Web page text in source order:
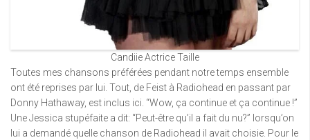
Candiie Actrice Taille
Toutes mes chansons préférées pendant notre temps ensemble
ont été reprises par lui. Tout, de Feist à Radiohead en passant par
Donny Hathaway, est inclus ici. “Wow, ça continue et ça continue !”
Une Jessica stupéfaite a dit: “Peut-être qu’il a fait du nu?” lorsqu’on
lui a demandé quelle chanson de Radiohead il avait choisie. Pour le